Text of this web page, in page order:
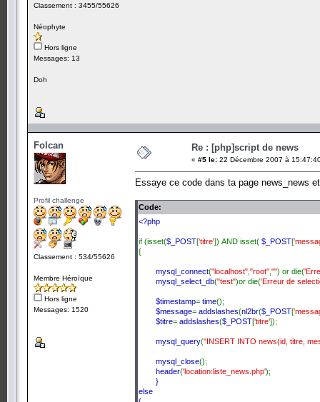
Classement : 3455/55626
Néophyte
Hors ligne
Messages: 13
Doh
Folcan
Profil challenge
Classement : 534/55626
Membre Héroïque
Hors ligne
Messages: 1520
Re : [php]script de news
« #5 le: 22 Décembre 2007 à
Essaye ce code dans ta page news_news
Code:
<?php
if (isset($_POST['titre']) AND isset( $_POST[
{
mysql_connect("localhost" "root" "") or die(
mysql_select_db("test")or die('Erreur de
$timestamp= time();
$message= addslashes(nl2br($_POST[
$titre= addslashes($_POST['titre']);
mysql_query("INSERT INTO news(id, titre,
mysql_close();
header('location:liste_news.php');
}
else